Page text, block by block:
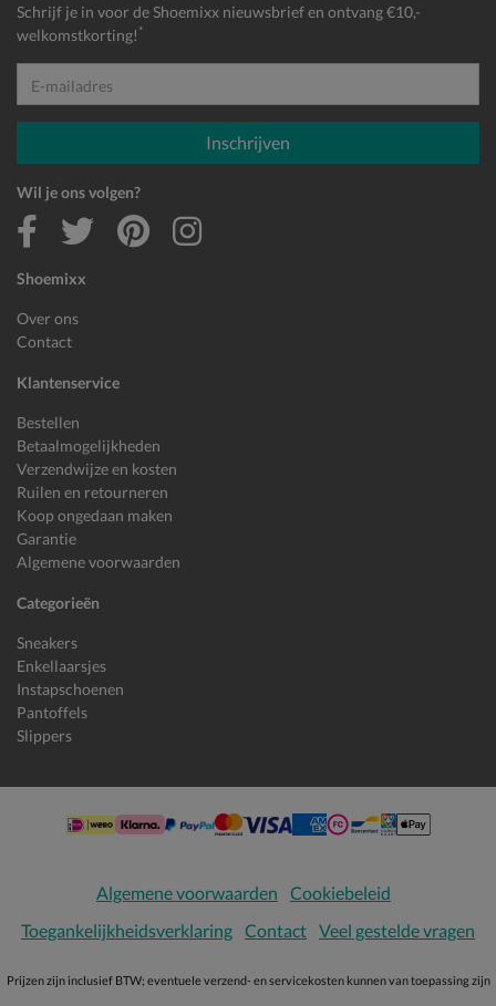
Shoemixx
Over ons
Contact
Klantenservice
Bestellen
Betaalmogelijkheden
Verzendwijze en kosten
Ruilen en retourneren
Koop ongedaan maken
Garantie
Algemene voorwaarden
Categorieën
Sneakers
Enkellaarsjes
Instapschoenen
Pantoffels
Slippers
Schrijf je in voor de Shoemixx nieuwsbrief en ontvang €10,-
welkomstkorting! *
E-mailadres
Inschrijven
Wil je ons volgen?
Algemene voorwaarden
Cookiebeleid
Toegankelijkheidsverklaring Contact Veel gestelde vragen
Prijzen zijn inclusief BTW; eventuele verzend- en servicekosten kunnen van toepassing zijn